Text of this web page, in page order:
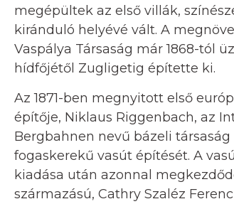
megépültek az első villák,
kiránduló helyévé vált. A
Vaspálya Társaság már 1868-tól
hídfőjétől Zugligetig építette ki.
Az 1871-ben megnyitott első
építője, Niklaus Riggenbach, az
Bergbahnen nevű bázeli
fogaskerekű vasút építését. A
kiadása után azonnal
származású, Cathry Szaléz